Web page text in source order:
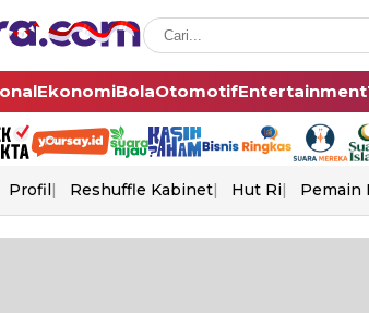
EkonomiBolaOtomotifEntertainment
Profil Reshuffle Kabinet Hut Ri Pemain